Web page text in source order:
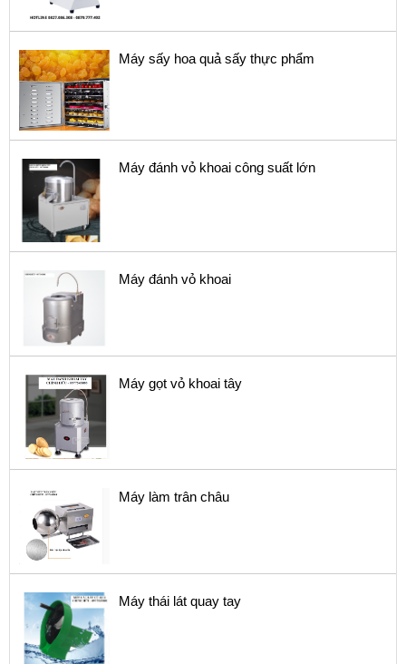
Máy sấy hoa quả sấy thực phẩm
Máy đánh vỏ khoai công suất lớn
Máy đánh vỏ khoai
Máy gọt vỏ khoai tây
Máy làm trân châu
Máy thái lát quay tay